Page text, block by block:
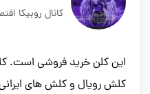
کانال روبیکا
این کلن خرید فروشی است.
کلش رویال و کلش های